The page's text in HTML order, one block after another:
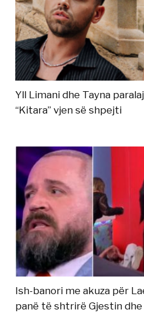
Yll Limani dhe Tayna
“Kitara” vjen së shpejti
Ish-banori me akuza për
panë të shtrirë Gjestin dhe